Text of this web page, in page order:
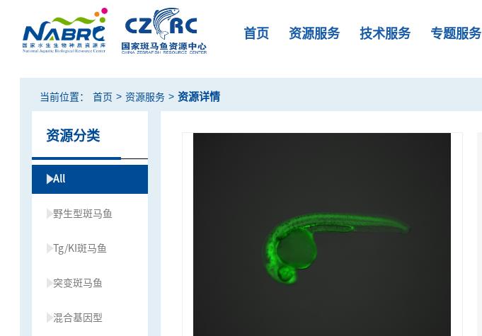
首页 资源服务 技术服务 专题服务
当前位置： 首页 > 资源服务 > 资源详情
资源分类
All
野生型斑马鱼
Tg/KI斑马鱼
突变斑马鱼
混合基因型